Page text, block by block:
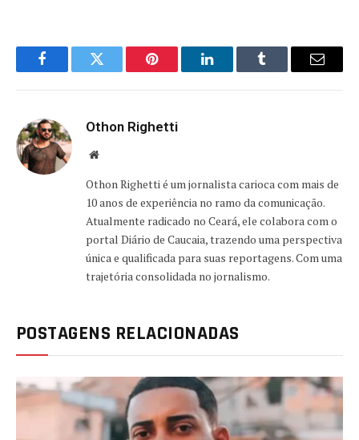
FacebookTwitter Pinterest LinkedInTumblr Email
Othon Righetti
Website
Othon Righetti é um jornalista carioca com mais de
10 anos de experiência no ramo da comunicação.
Atualmente radicado no Ceará, ele colabora com o
portal Diário de Caucaia, trazendo uma perspectiva
única e qualificada para suas reportagens. Com uma
trajetória consolidada no jornalismo.
POSTAGENS RELACIONADAS